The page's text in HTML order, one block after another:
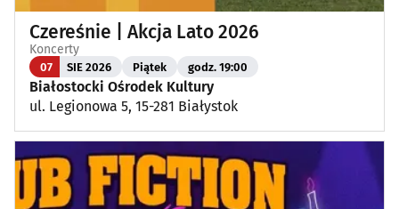
Czereśnie | Akcja Lato 2026
Koncerty
07 SIE 2026 Piątek godz. 19:00
Białostocki Ośrodek Kultury
ul. Legionowa 5, 15-281 Białystok